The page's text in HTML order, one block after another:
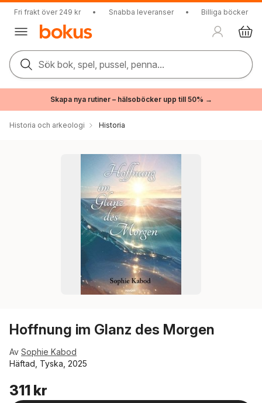
Fri frakt över 249 kr • Snabba leveranser • Billiga böcker
Sök bok, spel, pussel, penna...
Skapa nya rutiner – hälsoböcker upp till 50% →
Historia och arkeologi Historia
Hoffnung im Glanz des Morgen
Av Sophie Kabod
Häftad, Tyska, 2025
311 kr